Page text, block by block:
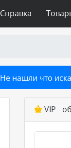
Справка
Не нашли что
VIP -